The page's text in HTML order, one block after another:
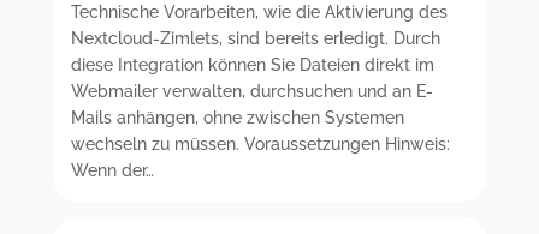
Technische Vorarbeiten, wie die Aktivierung des
Nextcloud-Zimlets, sind bereits erledigt. Durch
diese Integration können Sie Dateien direkt im
Webmailer verwalten, durchsuchen und an E-
Mails anhängen, ohne zwischen Systemen
wechseln zu müssen. Voraussetzungen Hinweis:
Wenn der…